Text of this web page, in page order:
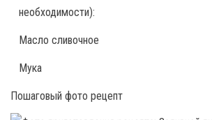
необходимости):
Масло сливочное
Мука
Пошаговый фото рецепт